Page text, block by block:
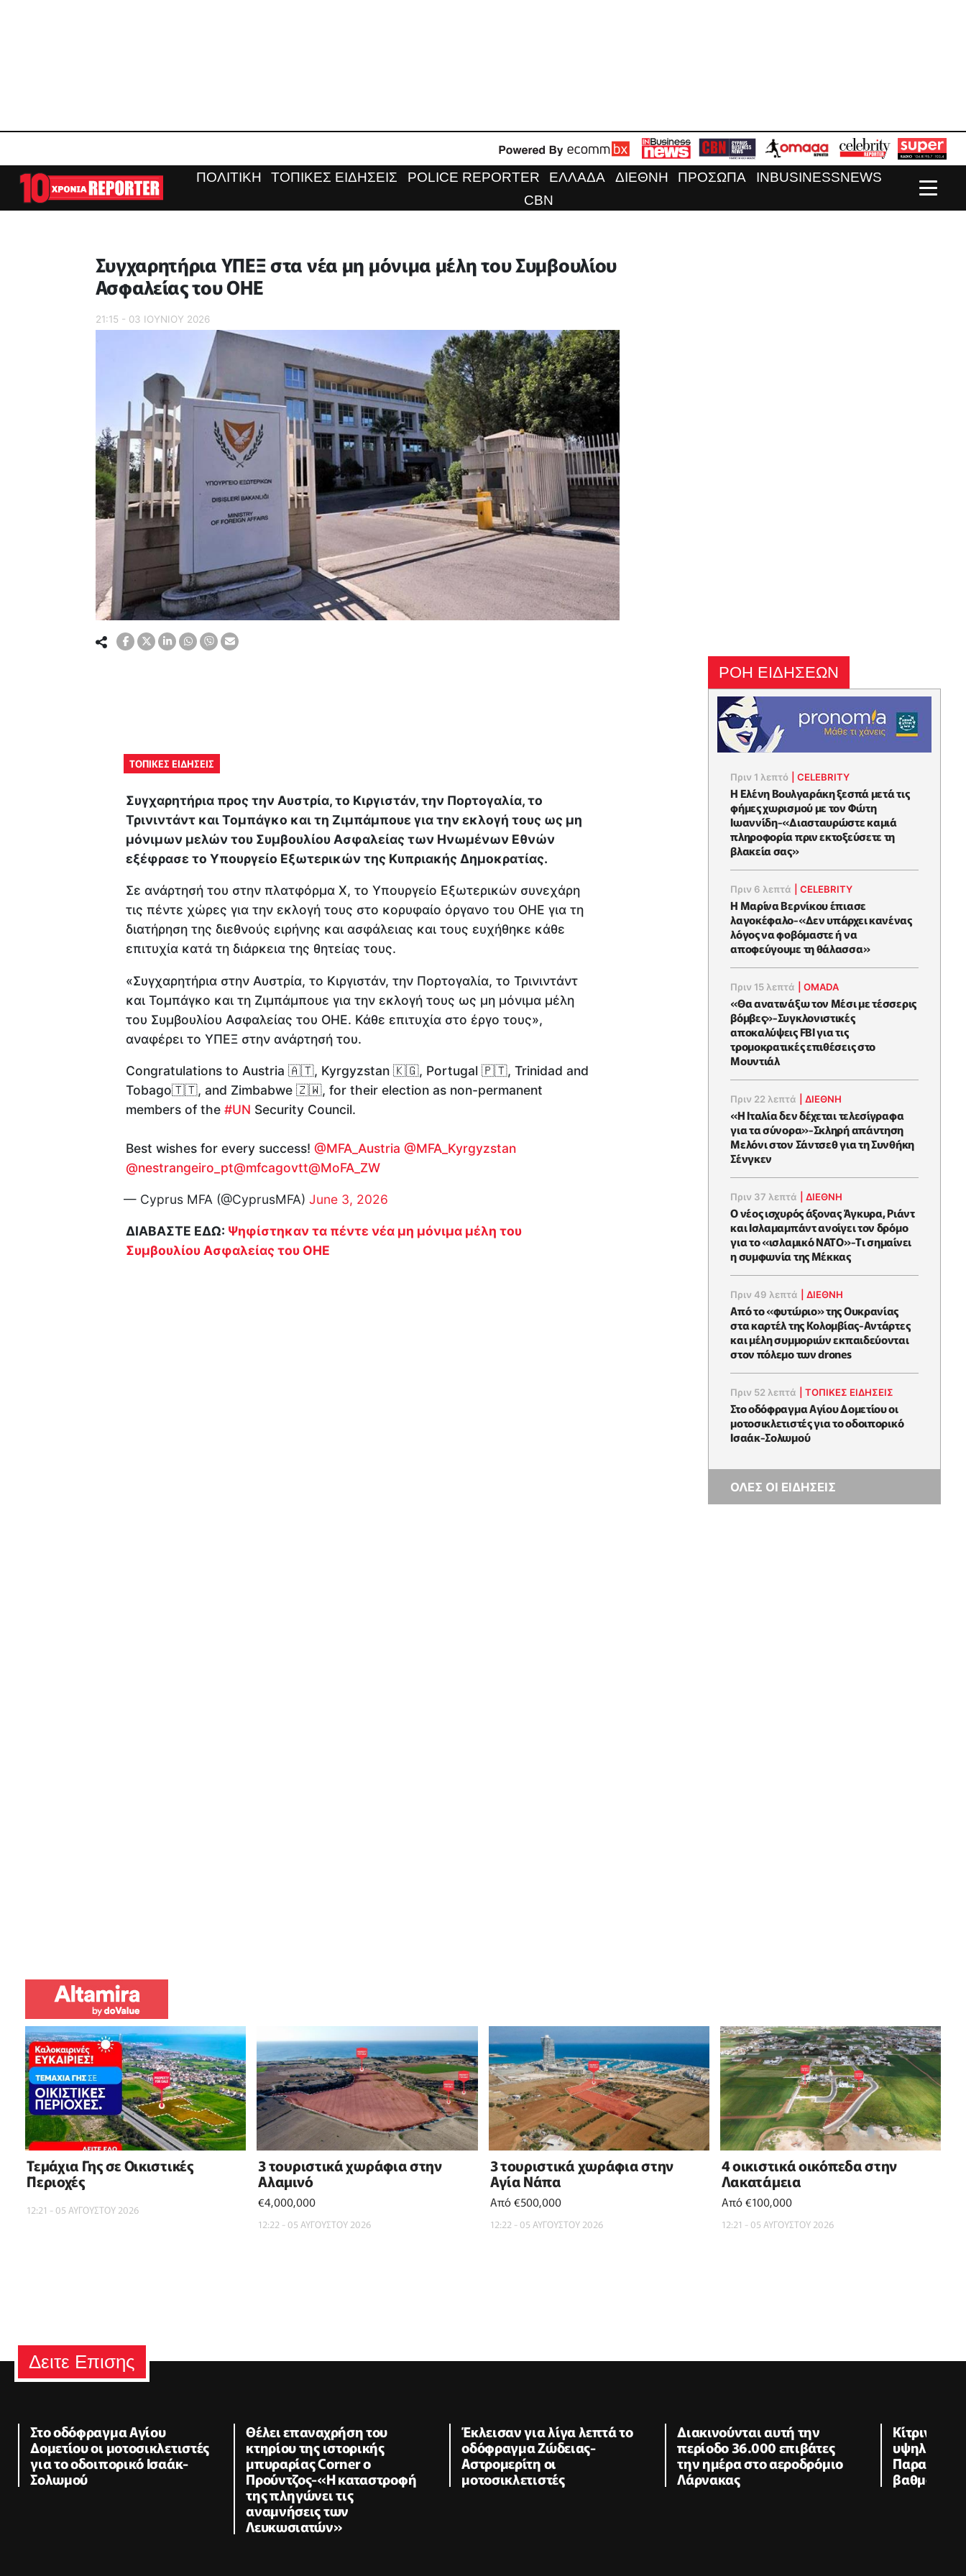
ΠΟΛΙΤΙΚΗ ΤΟΠΙΚΕΣ ΕΙΔΗΣΕΙΣ POLICE REPORTER ΕΛΛΑΔΑ ΔΙΕΘΝΗ ΠΡΟΣΩΠΑ
INBUSINESSNEWS
CBN
Συγχαρητήρια ΥΠΕΞ στα νέα μη μόνιμα μέλη του Συμβουλίου
Ασφαλείας του ΟΗΕ
21:15 - 03 ΙΟΥΝΙΟΥ 2026
ΤΟΠΙΚΕΣ ΕΙΔΗΣΕΙΣ
Συγχαρητήρια προς την Αυστρία, το Κιργιστάν, την Πορτογαλία, το
Τρινιντάντ και Τομπάγκο και τη Ζιμπάμπουε για την εκλογή τους ως μη
μόνιμων μελών του Συμβουλίου Ασφαλείας των Ηνωμένων Εθνών
εξέφρασε το Υπουργείο Εξωτερικών της Κυπριακής Δημοκρατίας.
Σε ανάρτησή του στην πλατφόρμα Χ, το Υπουργείο Εξωτερικών συνεχάρη
τις πέντε χώρες για την εκλογή τους στο κορυφαίο όργανο του ΟΗΕ για τη
διατήρηση της διεθνούς ειρήνης και ασφάλειας και τους ευχήθηκε κάθε
επιτυχία κατά τη διάρκεια της θητείας τους.
«Συγχαρητήρια στην Αυστρία, το Κιργιστάν, την Πορτογαλία, το Τρινιντάντ
και Τομπάγκο και τη Ζιμπάμπουε για την εκλογή τους ως μη μόνιμα μέλη
του Συμβουλίου Ασφαλείας του ΟΗΕ. Κάθε επιτυχία στο έργο τους»,
αναφέρει το ΥΠΕΞ στην ανάρτησή του.
Congratulations to Austria 🇦🇹, Kyrgyzstan 🇰🇬, Portugal 🇵🇹, Trinidad and
Tobago🇹🇹, and Zimbabwe 🇿🇼, for their election as non-permanent
members of the #UN Security Council.
Best wishes for every success! @MFA_Austria @MFA_Kyrgyzstan
@nestrangeiro_pt@mfcagovtt@MoFA_ZW
— Cyprus MFA (@CyprusMFA) June 3, 2026
ΔΙΑΒΑΣΤΕ ΕΔΩ: Ψηφίστηκαν τα πέντε νέα μη μόνιμα μέλη του
Συμβουλίου Ασφαλείας του ΟΗΕ
ΡΟΗ ΕΙΔΗΣΕΩΝ
Πριν 1 λεπτό |CELEBRITY
Η Ελένη Βουλγαράκη ξεσπά μετά τις
φήμες χωρισμού με τον Φώτη
Ιωαννίδη-«Διασταυρώστε καμιά
πληροφορία πριν εκτοξεύσετε τη
βλακεία σας»
Πριν 6 λεπτά |CELEBRITY
Η Μαρίνα Βερνίκου έπιασε
λαγοκέφαλο-«Δεν υπάρχει κανένας
λόγος να φοβόμαστε ή να
αποφεύγουμε τη θάλασσα»
Πριν 15 λεπτά |OMADA
«Θα ανατινάξω τον Μέσι με τέσσερις
βόμβες»-Συγκλονιστικές
αποκαλύψεις FBI για τις
τρομοκρατικές επιθέσεις στο
Μουντιάλ
Πριν 22 λεπτά |ΔΙΕΘΝΗ
«Η Ιταλία δεν δέχεται τελεσίγραφα
για τα σύνορα»-Σκληρή απάντηση
Μελόνι στον Σάντσεθ για τη Συνθήκη
Σένγκεν
Πριν 37 λεπτά |ΔΙΕΘΝΗ
O νέος ισχυρός άξονας Άγκυρα, Ριάντ
και Ισλαμαμπάντ ανοίγει τον δρόμο
για το «ισλαμικό ΝΑΤΟ»-Tι σημαίνει
η συμφωνία της Μέκκας
Πριν 49 λεπτά |ΔΙΕΘΝΗ
Από το «φυτώριο» της Ουκρανίας
στα καρτέλ της Κολομβίας-Αντάρτες
και μέλη συμμοριών εκπαιδεύονται
στον πόλεμο των drones
Πριν 52 λεπτά |ΤΟΠΙΚΕΣ ΕΙΔΗΣΕΙΣ
Στο οδόφραγμα Αγίου Δομετίου οι
μοτοσικλετιστές για το οδοιπορικό
Ισαάκ-Σολωμού
ΟΛΕΣ ΟΙ ΕΙΔΗΣΕΙΣ
Τεμάχια Γης σε Οικιστικές
Περιοχές
12:21 - 05 ΑΥΓΟΥΣΤΟΥ 2026
3 τουριστικά χωράφια στην
Αλαμινό
€4,000,000
12:22 - 05 ΑΥΓΟΥΣΤΟΥ 2026
3 τουριστικά χωράφια στην
Αγία Νάπα
Από €500,000
12:22 - 05 ΑΥΓΟΥΣΤΟΥ 2026
4 οικιστικά οικόπεδα στην
Λακατάμεια
Από €100,000
12:21 - 05 ΑΥΓΟΥΣΤΟΥ 2026
Δειτε Επισης
Στο οδόφραγμα Αγίου
Δομετίου οι μοτοσικλετιστές
για το οδοιπορικό Ισαάκ-
Σολωμού
Θέλει επαναχρήση του
κτηρίου της ιστορικής
μπυραρίας Corner ο
Προύντζος-«Η καταστροφή
της πληγώνει τις
αναμνήσεις των
Λευκωσιατών»
Έκλεισαν για λίγα λεπτά το
οδόφραγμα Ζώδειας-
Αστρομερίτη οι
μοτοσικλετιστές
Διακινούνται αυτή την
περίοδο 36.000 επιβάτες
την ημέρα στο αεροδρόμιο
Λάρνακας
Κίτρινη
υψηλές
Παραμένει
βαθμούς ο